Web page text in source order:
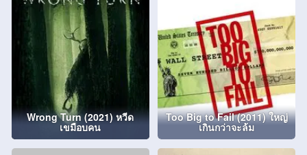
Wrong Turn (2021) หวีด
เขมือบคน
Too Big to Fail (2011) ใหญ่
เกินกว่าจะล้ม